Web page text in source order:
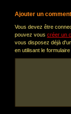
Ajouter un
Vous devez être
pouvez vous créer un
vous disposez déjà
en utilisant le